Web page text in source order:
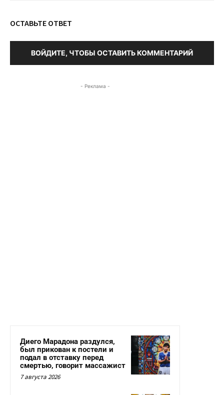
ОСТАВЬТЕ ОТВЕТ
ВОЙДИТЕ, ЧТОБЫ ОСТАВИТЬ КОММЕНТАРИЙ
- Реклама -
Диего Марадона раздулся,
был прикован к постели и
подал в отставку перед
смертью, говорит массажист
7 августа 2026